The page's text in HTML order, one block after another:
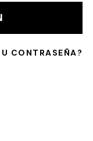
CONTRASEÑA?